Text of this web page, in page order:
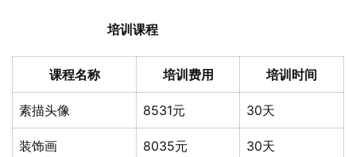
培训课程
课程名称 培训费用 培训时间
素描头像 8531元 30天
装饰画 8035元 30天